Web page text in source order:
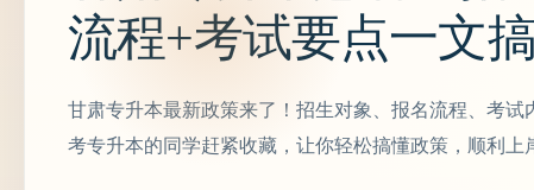
流程+考试要点一文
甘肃专升本最新政策来了！招生对象、报名流程、考
考专升本的同学赶紧收藏，让你轻松搞懂政策，顺利上